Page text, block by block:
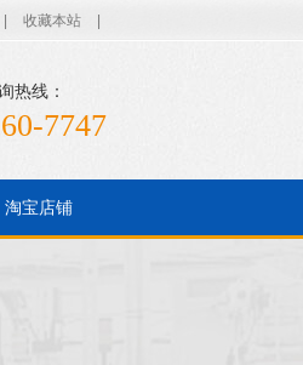
收藏本站
热线：
7747
淘宝店铺